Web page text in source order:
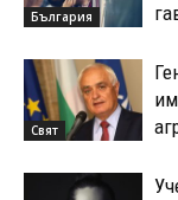
България
Свят